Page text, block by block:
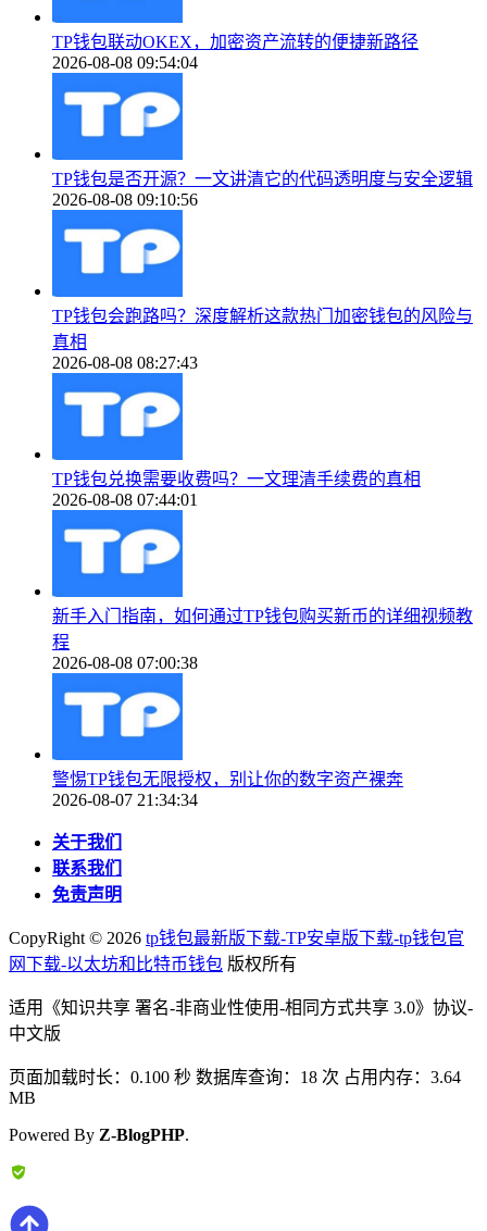
TP钱包联动OKEX，加密资产流转的便捷新路径
2026-08-08 09:54:04
TP钱包是否开源？一文讲清它的代码透明度与安全逻辑
2026-08-08 09:10:56
TP钱包会跑路吗？深度解析这款热门加密钱包的风险与
真相
2026-08-08 08:27:43
TP钱包兑换需要收费吗？一文理清手续费的真相
2026-08-08 07:44:01
新手入门指南，如何通过TP钱包购买新币的详细视频教
程
2026-08-08 07:00:38
警惕TP钱包无限授权，别让你的数字资产裸奔
2026-08-07 21:34:34
关于我们
联系我们
免责声明
CopyRight © 2026 tp钱包最新版下载-TP安卓版下载-tp钱包官
网下载-以太坊和比特币钱包 版权所有
适用《知识共享 署名-非商业性使用-相同方式共享 3.0》协议-
中文版
页面加载时长：0.100 秒 数据库查询：18 次 占用内存：3.64
MB
Powered By Z-BlogPHP.